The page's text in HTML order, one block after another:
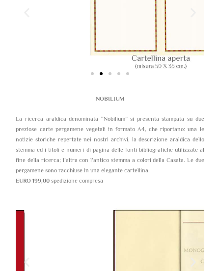
NOBILIUM
La ricerca araldica denominata “Nobilium” si presenta stampata su due
preziose carte pergamene vegetali in formato A4, che riportano: una le
notizie storiche repertate nei nostri archivi, la descrizione araldica dello
stemma ed i titoli e numeri di pagina delle fonti bibliografiche utilizzate al
fine della ricerca; l’altra con l’antico stemma a colori della Casata. Le due
pergamene sono racchiuse in una elegante cartellina.
EURO 199,00 spedizione compresa